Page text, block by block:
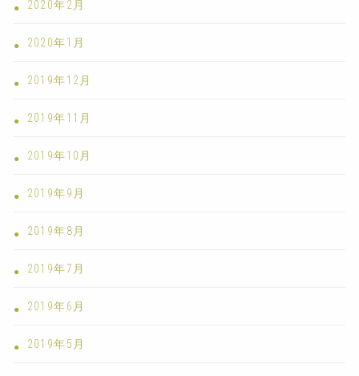
2020年2月
2020年1月
2019年12月
2019年11月
2019年10月
2019年9月
2019年8月
2019年7月
2019年6月
2019年5月